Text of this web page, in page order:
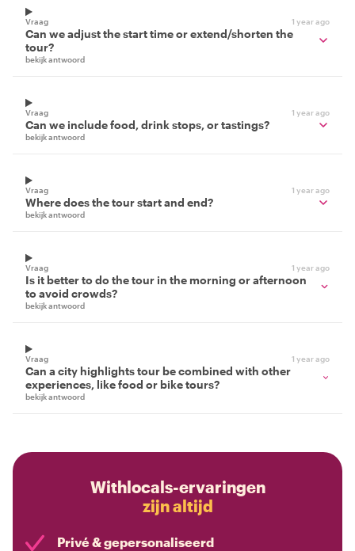
Vraag 1 year ago
Can we adjust the start time or extend/shorten the
tour?
bekijk antwoord
Vraag 1 year ago
Can we include food, drink stops, or tastings?
bekijk antwoord
Vraag 1 year ago
Where does the tour start and end?
bekijk antwoord
Vraag 1 year ago
Is it better to do the tour in the morning or afternoon
to avoid crowds?
bekijk antwoord
Vraag 1 year ago
Can a city highlights tour be combined with other
experiences, like food or bike tours?
bekijk antwoord
Withlocals-ervaringen
zijn altijd
Privé & gepersonaliseerd